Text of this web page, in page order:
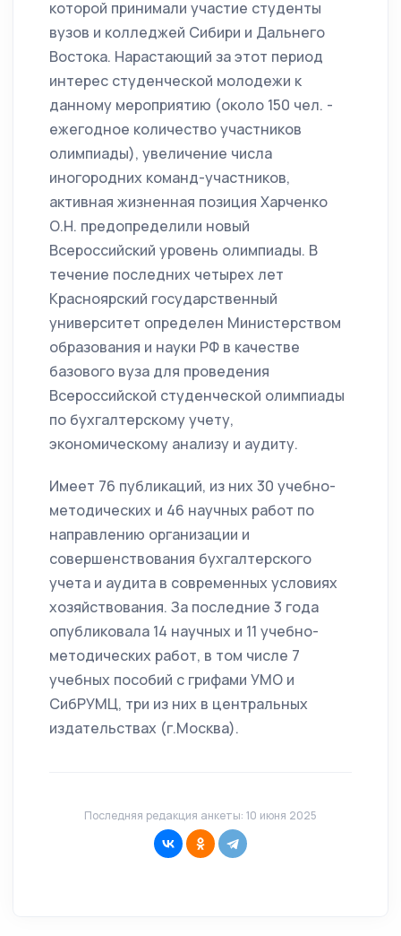
которой принимали участие студенты
вузов и колледжей Сибири и Дальнего
Востока. Нарастающий за этот период
интерес студенческой молодежи к
данному мероприятию (около 150 чел. -
ежегодное количество участников
олимпиады), увеличение числа
иногородних команд-участников,
активная жизненная позиция Харченко
О.Н. предопределили новый
Всероссийский уровень олимпиады. В
течение последних четырех лет
Красноярский государственный
университет определен Министерством
образования и науки РФ в качестве
базового вуза для проведения
Всероссийской студенческой олимпиады
по бухгалтерскому учету,
экономическому анализу и аудиту.
Имеет 76 публикаций, из них 30 учебно-
методических и 46 научных работ по
направлению организации и
совершенствования бухгалтерского
учета и аудита в современных условиях
хозяйствования. За последние 3 года
опубликовала 14 научных и 11 учебно-
методических работ, в том числе 7
учебных пособий с грифами УМО и
СибРУМЦ, три из них в центральных
издательствах (г.Москва).
Последняя редакция анкеты: 10 июня 2025